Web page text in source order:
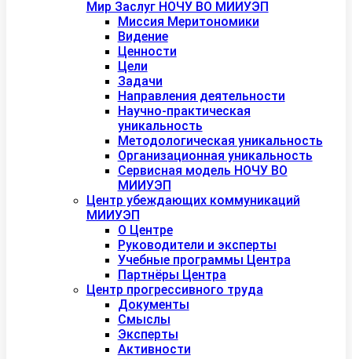
Мир Заслуг НОЧУ ВО МИИУЭП
Миссия Меритономики
Видение
Ценности
Цели
Задачи
Направления деятельности
Научно-практическая
уникальность
Методологическая уникальность
Организационная уникальность
Сервисная модель НОЧУ ВО
МИИУЭП
Центр убеждающих коммуникаций
МИИУЭП
О Центре
Руководители и эксперты
Учебные программы Центра
Партнёры Центра
Центр прогрессивного труда
Документы
Смыслы
Эксперты
Активности